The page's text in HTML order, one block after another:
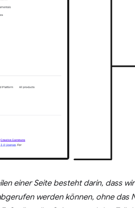
einer Seite besteht darin, dass
werden können, ohne das